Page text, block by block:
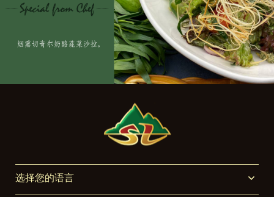
选择您的语言